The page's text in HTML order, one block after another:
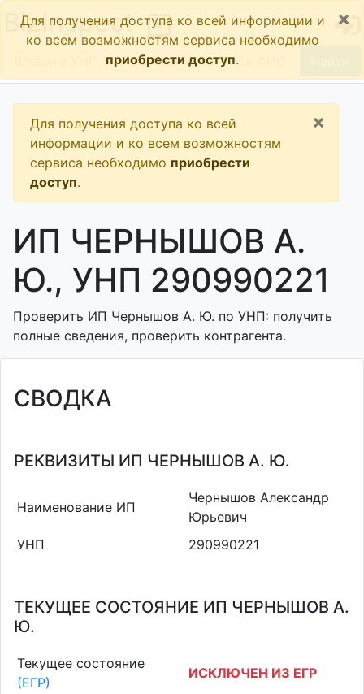
BizInspect
Для получения доступа ко всей информации и
ко всем возможностям сервиса необходимо
приобрести доступ.
×
Для получения доступа ко всей
информации и ко всем возможностям
сервиса необходимо приобрести
доступ.
×
ИП ЧЕРНЫШОВ А.
Ю., УНП 290990221
Проверить ИП Чернышов А. Ю. по УНП: получить
полные сведения, проверить контрагента.
СВОДКА
РЕКВИЗИТЫ ИП ЧЕРНЫШОВ А. Ю.
Наименование ИП
Чернышов Александр
Юрьевич
УНП
290990221
ТЕКУЩЕЕ СОСТОЯНИЕ ИП ЧЕРНЫШОВ А.
Ю.
Текущее состояние
(ЕГР)
ИСКЛЮЧЕН ИЗ ЕГР